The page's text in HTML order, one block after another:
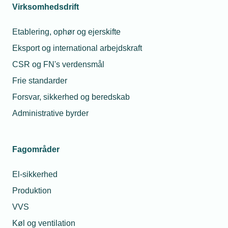
Virksomhedsdrift
Etablering, ophør og ejerskifte
Eksport og international arbejdskraft
CSR og FN's verdensmål
Frie standarder
Forsvar, sikkerhed og beredskab
Administrative byrder
Fagområder
El-sikkerhed
Produktion
VVS
Køl og ventilation
Hvordan håndterer vi usikre priser i kundeaftaler?
Jeg oplever store udsving i energi-, olie-, fragt- og
materialepriser som følge af geopolitisk uro, og det gør det
gør jeg, når omkostningerne kan ændre sig markant, efter
at en aftale er indgået?